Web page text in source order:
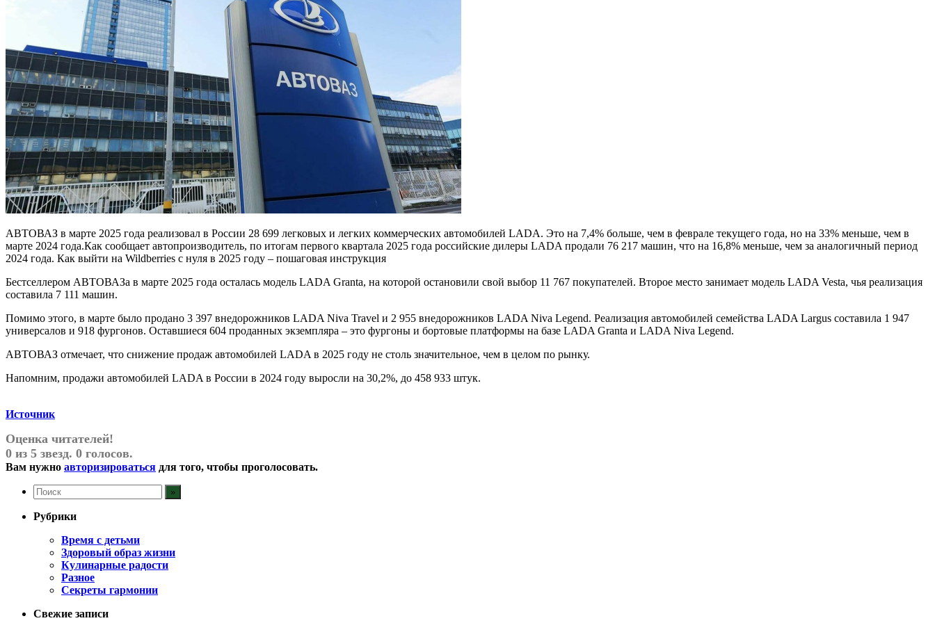
АВТОВАЗ в марте 2025 года реализовал в России 28 699 легковых и легких коммерческих автомобилей LADA. Это на 7,4% больше, чем в феврале текущего года, но на 33% меньше, чем в
марте 2024 года.Как сообщает автопроизводитель, по итогам первого квартала 2025 года российские дилеры LADA продали 76 217 машин, что на 16,8% меньше, чем за аналогичный период
2024 года. Как выйти на Wildberries с нуля в 2025 году – пошаговая инструкция
Бестселлером АВТОВАЗа в марте 2025 года осталась модель LADA Granta, на которой остановили свой выбор 11 767 покупателей. Второе место занимает модель LADA Vesta, чья реализация
составила 7 111 машин.
Помимо этого, в марте было продано 3 397 внедорожников LADA Niva Travel и 2 955 внедорожников LADA Niva Legend. Реализация автомобилей семейства LADA Largus составила 1 947
универсалов и 918 фургонов. Оставшиеся 604 проданных экземпляра – это фургоны и бортовые платформы на базе LADA Granta и LADA Niva Legend.
АВТОВАЗ отмечает, что снижение продаж автомобилей LADA в 2025 году не столь значительное, чем в целом по рынку.
Напомним, продажи автомобилей LADA в России в 2024 году выросли на 30,2%, до 458 933 штук.
Источник
Оценка читателей!
0 из 5 звезд. 0 голосов.
Вам нужно авторизироваться для того, чтобы проголосовать.
Рубрики
Время с детьми
Здоровый образ жизни
Кулинарные радости
Разное
Секреты гармонии
Свежие записи